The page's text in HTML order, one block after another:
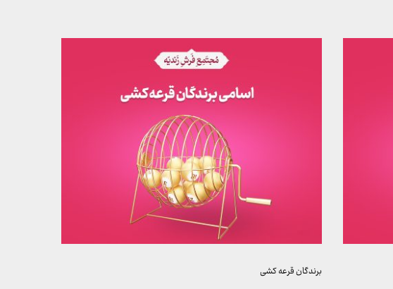
برندگان قرعه کشی